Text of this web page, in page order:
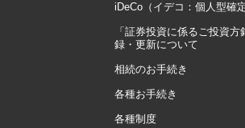
iDeCo（イデコ：個人型確
「証券投資に係るご投資方
録・更新について
相続のお手続き
各種お手続き
各種制度